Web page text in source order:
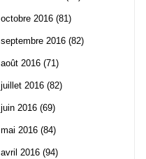
octobre 2016 (81)
septembre 2016 (82)
août 2016 (71)
juillet 2016 (82)
juin 2016 (69)
mai 2016 (84)
avril 2016 (94)